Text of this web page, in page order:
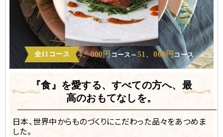
全11コース 4、000円コース～ 51、000円コース
『食』を愛する、すべての方へ、 最
高のおもてなしを。
日本、世界中からものづくりにこだわった品々をあつめま
した。